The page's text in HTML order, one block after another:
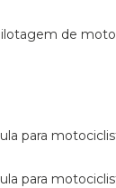
pilotagem de
aula para
aula para